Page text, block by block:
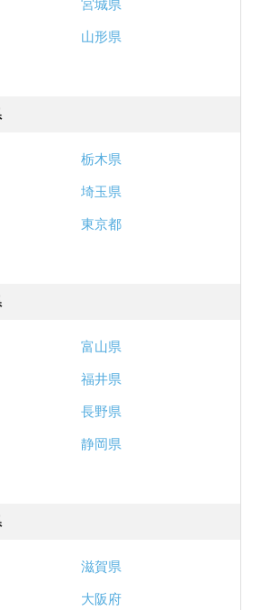
宮城県
山形県
栃木県
埼玉県
東京都
富山県
福井県
長野県
静岡県
滋賀県
大阪府